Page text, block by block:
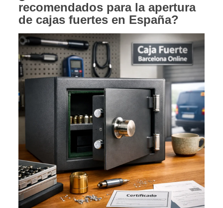
recomendados para la apertura
de cajas fuertes en España?